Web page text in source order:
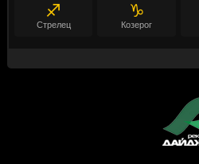
♐
Стрелец
♑
Козерог